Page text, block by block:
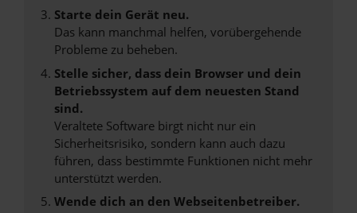
Starte dein Gerät neu.
Das kann manchmal helfen, vorübergehende
Probleme zu beheben.
Stelle sicher, dass dein Browser und dein
Betriebssystem auf dem neuesten Stand
sind.
Veraltete Software birgt nicht nur ein
Sicherheitsrisiko, sondern kann auch dazu
führen, dass bestimmte Funktionen nicht mehr
unterstützt werden.
Wende dich an den Webseitenbetreiber.